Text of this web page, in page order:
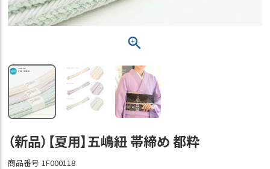
（新品）【夏用】五嶋紐 帯締め 都粋
商品番号 1F000118